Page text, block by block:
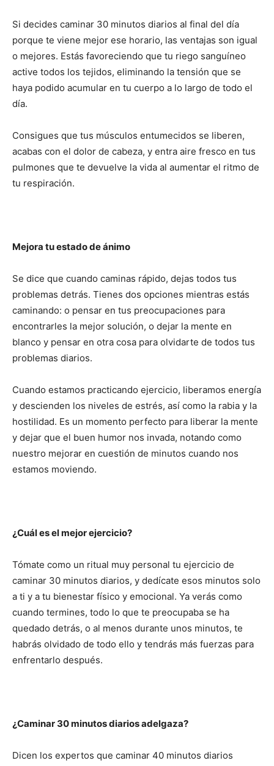
Si decides caminar 30 minutos diarios al final del día
porque te viene mejor ese horario, las ventajas son igual
o mejores. Estás favoreciendo que tu riego sanguíneo
active todos los tejidos, eliminando la tensión que se
haya podido acumular en tu cuerpo a lo largo de todo el
día.
Consigues que tus músculos entumecidos se liberen,
acabas con el dolor de cabeza, y entra aire fresco en tus
pulmones que te devuelve la vida al aumentar el ritmo de
tu respiración.
Mejora tu estado de ánimo
Se dice que cuando caminas rápido, dejas todos tus
problemas detrás. Tienes dos opciones mientras estás
caminando: o pensar en tus preocupaciones para
encontrarles la mejor solución, o dejar la mente en
blanco y pensar en otra cosa para olvidarte de todos tus
problemas diarios.
Cuando estamos practicando ejercicio, liberamos energía
y descienden los niveles de estrés, así como la rabia y la
hostilidad. Es un momento perfecto para liberar la mente
y dejar que el buen humor nos invada, notando como
nuestro mejorar en cuestión de minutos cuando nos
estamos moviendo.
¿Cuál es el mejor ejercicio?
Tómate como un ritual muy personal tu ejercicio de
caminar 30 minutos diarios, y dedícate esos minutos solo
a ti y a tu bienestar físico y emocional. Ya verás como
cuando termines, todo lo que te preocupaba se ha
quedado detrás, o al menos durante unos minutos, te
habrás olvidado de todo ello y tendrás más fuerzas para
enfrentarlo después.
¿Caminar 30 minutos diarios adelgaza?
Dicen los expertos que caminar 40 minutos diarios